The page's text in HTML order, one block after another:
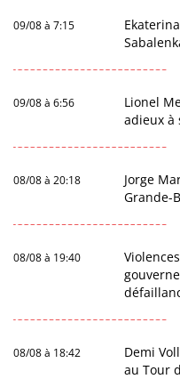
09/08 à 7:15
09/08 à 6:56
Lionel
adieux à
08/08 à 20:18
Jorge
Grande-
08/08 à 19:40
08/08 à 18:42
Demi
au Tour